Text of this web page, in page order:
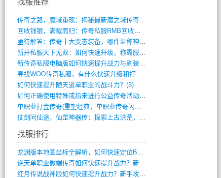
找服推荐
传奇之路，魔域重现：揭秘最新魔之域传奇攻(712)
回收钱银，满载而归：传奇私服RMB回收装(548)
亟待解答：传奇十大变态装备，哪件堪称神器(347)
新开私服天下无双：如何快速升级，称霸服务(681)
新传奇私服电脑版如何快速提升战力与刷装备(835)
寻找WOO传奇私服，有什么快速升级和打宝(864)
如何快速提升陋天道单职业的战斗力？(3)
如何正确使用特殊戒指来进行公益传奇活动？(10)
单职业打金传奇(重塑经典，单职业传奇闪耀(10)
仗剑问仙途，仙罡神器传：探索上古洪荒，揭(813)
找服排行
龙渊版本地图坐标全解析，如何快速定位BO(3)
逆天单职业微端传奇如何快速提升战力？新手(2)
红月传说战神版如何快速提升战力？新手攻略(2)